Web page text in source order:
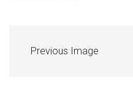
Previous Image